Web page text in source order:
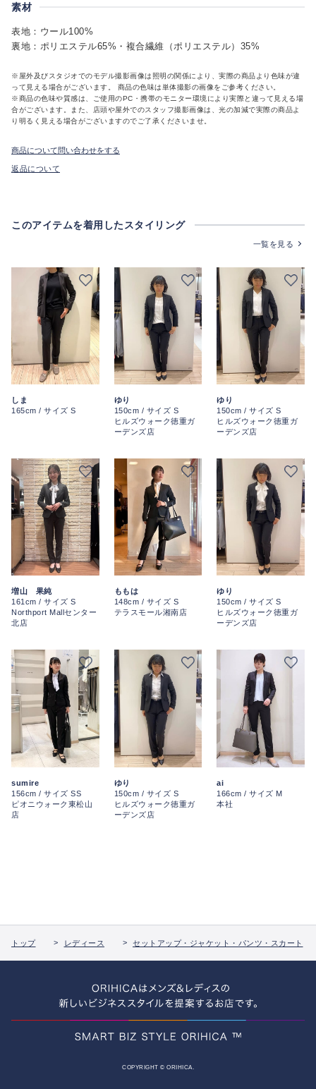
素材
表地：ウール100%
裏地：ポリエステル65%・複合繊維（ポリエステル）35%
※屋外及びスタジオでのモデル撮影画像は照明の関係により、実際の商品より色味が違
って見える場合がございます。 商品の色味は単体撮影の画像をご参考ください。
※商品の色味や質感は、ご使用のPC・携帯のモニター環境により実際と違って見える場
合がございます。また、店頭や屋外でのスタッフ撮影画像は、光の加減で実際の商品よ
り明るく見える場合がございますのでご了承くださいませ。
商品について問い合わせをする
返品について
このアイテムを着用したスタイリング
一覧を見る
しま
165cm / サイズ S
ゆり
150cm / サイズ S
ヒルズウォーク徳重ガ
ーデンズ店
ゆり
150cm / サイズ S
ヒルズウォーク徳重ガ
ーデンズ店
増山 果純
161cm / サイズ S
Northport Mallセンター
北店
ももは
148cm / サイズ S
テラスモール湘南店
ゆり
150cm / サイズ S
ヒルズウォーク徳重ガ
ーデンズ店
sumire
156cm / サイズ SS
ピオニウォーク東松山
店
ゆり
150cm / サイズ S
ヒルズウォーク徳重ガ
ーデンズ店
ai
166cm / サイズ M
本社
トップ レディース セットアップ・ジャケット・パンツ・スカート
COPYRIGHT © ORIHICA.